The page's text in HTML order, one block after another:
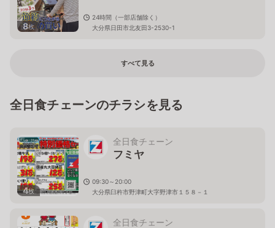
8枚
24時間（一部店舗除く）
大分県日田市北友田3-2530-1
すべて見る
全日食チェーンのチラシを見る
4枚
全日食チェーン
フミヤ
09:30～20:00
大分県臼杵市野津町大字野津市１５８－１
全日食チェーン